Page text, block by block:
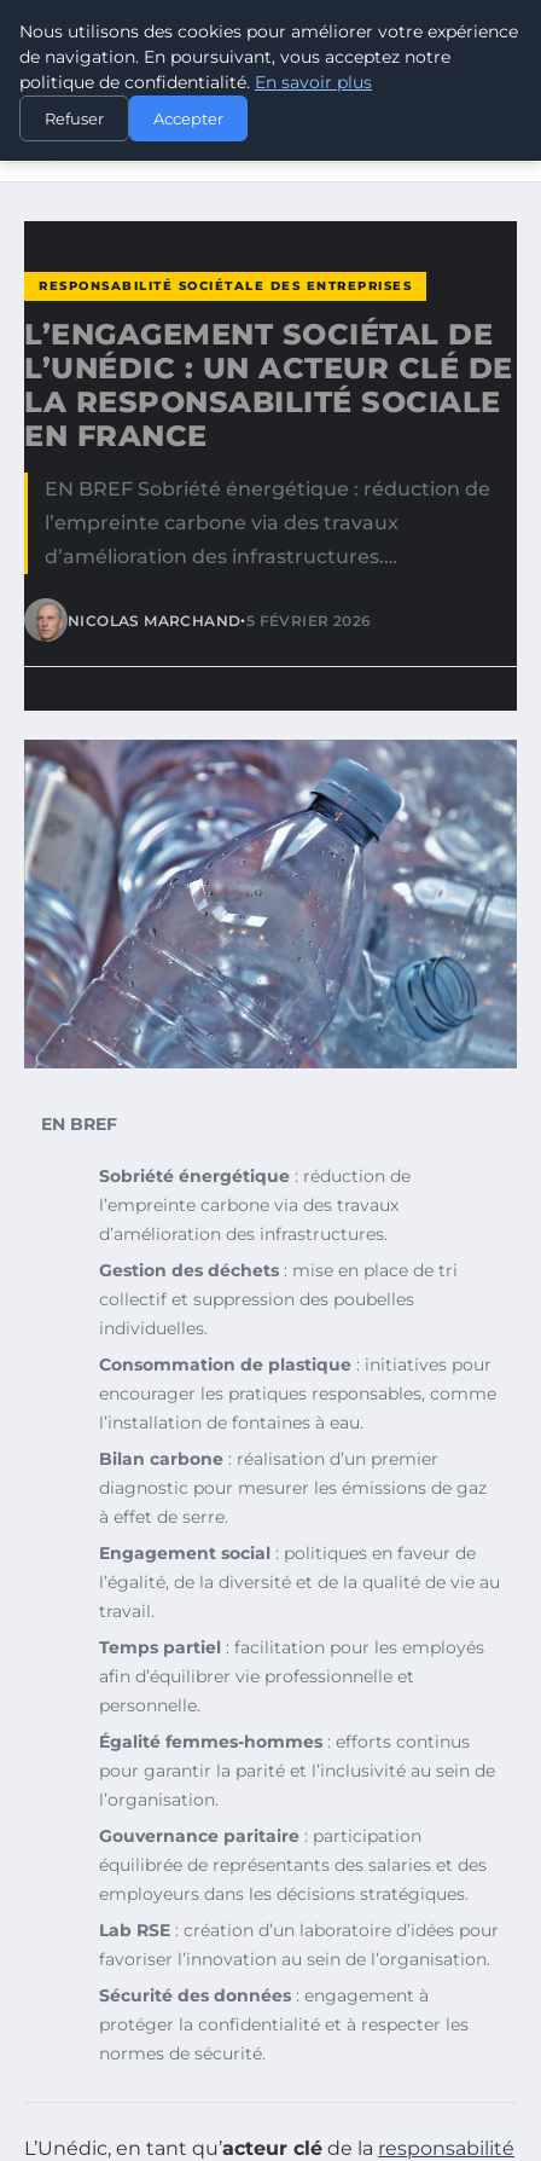
CLIMATE RESPONSE BLOG
ACCUEIL
RESPONSABILITÉ SOCIÉTALE DES ENTREPRISES
L’ENGAGEMENT SOCIÉTAL DE L’UNÉDIC : UN ACTEUR CLÉ
RESPONSABILITÉ SOCIÉTALE DES ENTREPRISES
L’ENGAGEMENT SOCIÉTAL DE
L’UNÉDIC : UN ACTEUR CLÉ DE
LA RESPONSABILITÉ SOCIALE
EN FRANCE
EN BREF Sobriété énergétique : réduction de
l’empreinte carbone via des travaux
d’amélioration des infrastructures.…
NICOLAS MARCHAND•5 FÉVRIER 2026
EN BREF
Sobriété énergétique : réduction de
l’empreinte carbone via des travaux
d’amélioration des infrastructures.
Gestion des déchets : mise en place de tri
collectif et suppression des poubelles
individuelles.
Consommation de plastique : initiatives pour
encourager les pratiques responsables, comme
l’installation de fontaines à eau.
Bilan carbone : réalisation d’un premier
diagnostic pour mesurer les émissions de gaz
à effet de serre.
Engagement social : politiques en faveur de
l’égalité, de la diversité et de la qualité de vie au
travail.
Temps partiel : facilitation pour les employés
afin d’équilibrer vie professionnelle et
personnelle.
Égalité femmes-hommes : efforts continus
pour garantir la parité et l’inclusivité au sein de
l’organisation.
Gouvernance paritaire : participation
équilibrée de représentants des salaries et des
employeurs dans les décisions stratégiques.
Lab RSE : création d’un laboratoire d’idées pour
favoriser l’innovation au sein de l’organisation.
Sécurité des données : engagement à
protéger la confidentialité et à respecter les
normes de sécurité.
L’Unédic, en tant qu’acteur clé de la responsabilité
Nous utilisons des cookies pour améliorer votre expérience
de navigation. En poursuivant, vous acceptez notre
politique de confidentialité. En savoir plus
Refuser Accepter